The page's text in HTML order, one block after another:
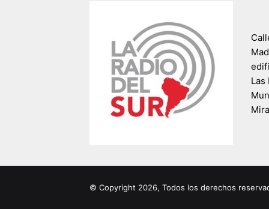
Las
© Copyright 2026, Todos los derechos